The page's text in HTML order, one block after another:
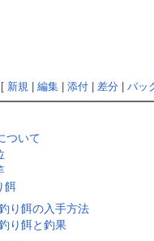
新規 |編集 |添付 |差分 |バッ
ついて
餌
り餌の入手方法
り餌と釣果